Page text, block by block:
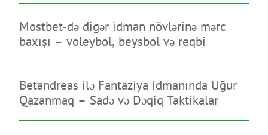
Mostbet-də digər idman növlərinə mərc
baxışı – voleybol, beysbol və reqbi
Betandreas ilə Fantaziya Idmanında Uğur
Qazanmaq – Sadə və Dəqiq Taktikalar